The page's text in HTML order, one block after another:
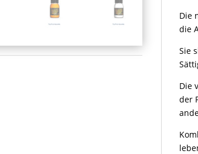
Menge
Die
die
Sie
Die
der